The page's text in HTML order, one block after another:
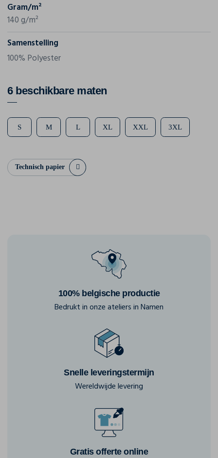
Gram/m²
140 g/m²
Samenstelling
100% Polyester
6 beschikbare maten
S M L XL XXL 3XL
Technisch papier
100% belgische productie
Bedrukt in onze ateliers in Namen
Snelle leveringstermijn
Wereldwijde levering
Gratis offerte online